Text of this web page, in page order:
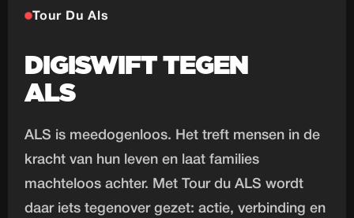
Tour Du Als
DIGISWIFT TEGEN
ALS
ALS is meedogenloos. Het treft mensen in de
kracht van hun leven en laat families
machteloos achter. Met Tour du ALS wordt
daar iets tegenover gezet: actie, verbinding en